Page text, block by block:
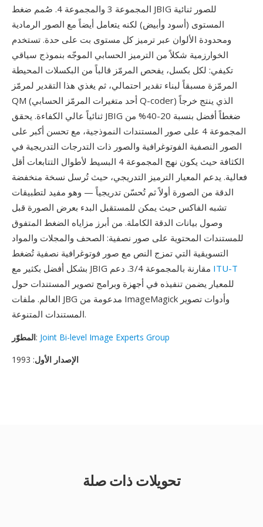
المجموعة 3 والمجموعة 4. صُمم ضغط JBIG للصور ثنائية
المستوى (أسود وأبيض) لكنه يتعامل أيضاً مع الصور الرمادية
ومحدودة الألوان عبر ترميز كل مستوى بت على حدة. تستخدم
الخوارزمية شكلاً من الترميز الحسابي الموجّه بنموذج سياقي
تكيفي: لكل بكسل، يفحص المرمّز قالباً من البكسلات المحيطة
المرمّزة مسبقاً لبناء تقدير احتمالي، ثم يغذي هذا التقدير لمرمّز
QM (أحد متغيرات المرمّز الحسابي Q-coder) الذي ينتج خرجاً
ثنائياً عالي الكفاءة. يحقق JBIG ضغطاً أفضل بنسبة 20-40% من
المجموعة 4 على صور المستندات النموذجية، مع تحسن أكبر على
الصور النصفية الفوتوغرافية والصور ذات التدرجات التدريجية في
الكثافة حيث يكون نهج المجموعة 4 البسيط لأطوال التتابعات أقل
فعالية. يدعم المعيار الترميز التدريجي، حيث تُرسل نسخة منخفضة
الدقة من الصورة أولاً ثم تُحسّن تدريجياً — وهو مفيد لتطبيقات
تشبه الفاكس حيث يمكن للمستقبل البدء بعرض الصورة قبل
وصول بيانات الدقة الكاملة. من أبرز مزاياه الضغط المتفوق
للمستندات المحتوية على صور نصفية: الصحف والمجلات والمواد
التسويقية التي تمزج النص مع صور فوتوغرافية نصفية تُضغط
ITU-T
للمعيار يضمن تنفيذه في أجهزة وبرامج تصوير المستندات حول
العالم. ملفات JBG مدعومة من ImageMagick وأدوات تصوير
المستندات المتنوعة.
المطوّر: Joint Bi-level Image Experts Group
الإصدار الأول: 1993
تحويلات ذات صلة